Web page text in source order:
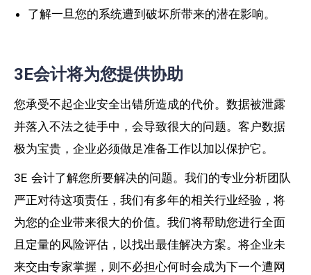
了解一旦您的系统遭到破坏所带来的潜在影响。
3E会计将为您提供协助
您承受不起企业安全出错所造成的代价。数据被泄露
并落入不法之徒手中，会导致很大的问题。客户数据
极为宝贵，企业必须做足准备工作以加以保护它。
3E 会计了解您所要解决的问题。我们的专业分析团队
严正对待这项责任，我们有多年的相关行业经验，将
为您的企业带来很大的价值。我们将帮助您进行全面
且定量的风险评估，以找出最佳解决方案。将企业未
来交由专家掌握，则不必担心何时会成为下一个遭网